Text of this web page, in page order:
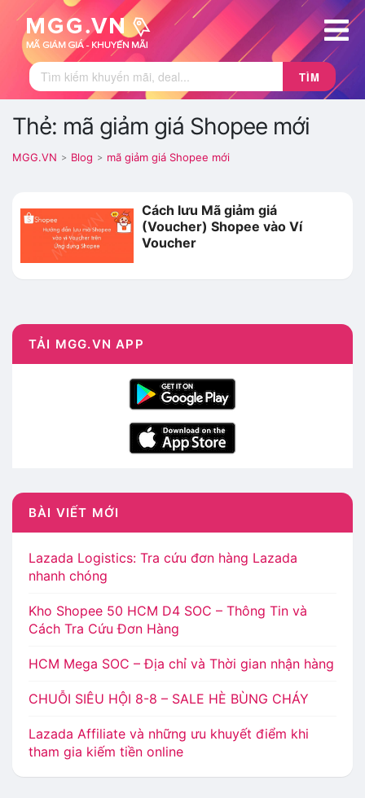
TÌM
Thẻ: mã giảm giá Shopee mới
MGG.VN > Blog > mã giảm giá Shopee mới
Cách lưu Mã giảm giá
(Voucher) Shopee vào Ví
Voucher
TẢI MGG.VN APP
BÀI VIẾT MỚI
Lazada Logistics: Tra cứu đơn hàng Lazada
nhanh chóng
Kho Shopee 50 HCM D4 SOC – Thông Tin và
Cách Tra Cứu Đơn Hàng
HCM Mega SOC – Địa chỉ và Thời gian nhận hàng
CHUỖI SIÊU HỘI 8-8 – SALE HÈ BÙNG CHÁY
Lazada Affiliate và những ưu khuyết điểm khi
tham gia kiếm tiền online